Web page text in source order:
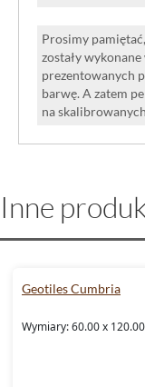
Prosimy
zostały
prezentowanych
barwę. A zatem
na
Inne
Geotiles Cumbria
Wymiary: 60.00 x